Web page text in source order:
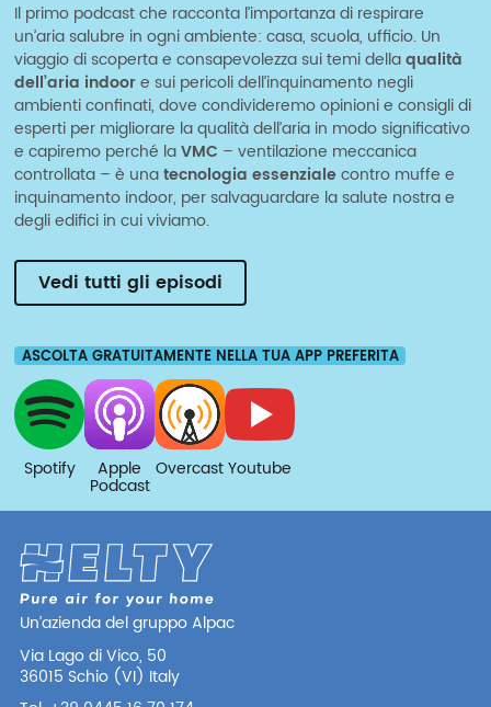
Il primo podcast che racconta l’importanza di respirare
un’aria salubre in ogni ambiente: casa, scuola, ufficio. Un
viaggio di scoperta e consapevolezza sui temi dellaqualità
dell’aria indoore sui pericoli dell’inquinamento negli
ambienti confinati, dove condivideremo opinioni e consigli di
esperti per migliorare la qualità dell’aria in modo significativo
e capiremo perché laVMC – ventilazione meccanica
controllata – è unatecnologia essenzialecontro muffe e
inquinamento indoor, per salvaguardare la salute nostra e
degli edifici in cui viviamo.
Vedi tutti gli episodi
ASCOLTA GRATUITAMENTE NELLA TUA APP PREFERITA
Spotify Apple
Podcast
OvercastYoutube
Un’azienda del gruppo Alpac
Via Lago di Vico, 50
36015 Schio (VI) Italy